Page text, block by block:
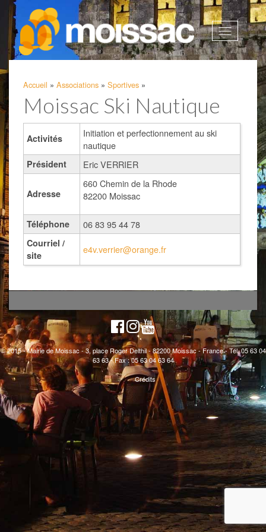
Afficher
la
Accueil » Associations » Sportives »
Moissac Ski Nautique
Activités
Initiation et perfectionnement au ski
nautique
Président Eric VERRIER
Adresse
660 Chemin de la Rhode
82200 Moissac
Téléphone 06 83 95 44 78
Courriel /
site
e4v.verrier@orange.fr
© 2015 - Mairie de Moissac - 3, place Roger Delthil - 82200 Moissac - France - Tél. 05 63 04
63 63 - Fax : 05 63 04 63 64
Crédits